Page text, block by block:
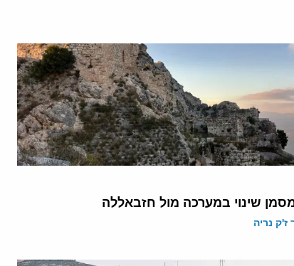
שינוי במערכה מול חזבאללה
נריה